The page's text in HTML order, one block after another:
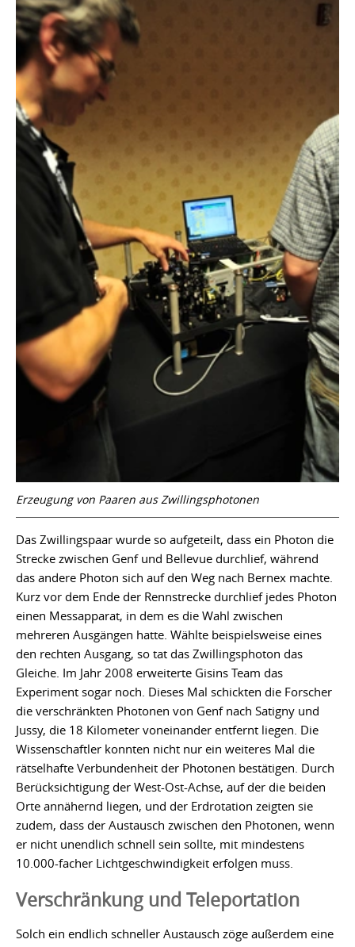
Erzeugung von Paaren aus Zwillingsphotonen
Das Zwillingspaar wurde so aufgeteilt, dass ein Photon die
Strecke zwischen Genf und Bellevue durchlief, während
das andere Photon sich auf den Weg nach Bernex machte.
Kurz vor dem Ende der Rennstrecke durchlief jedes Photon
einen Messapparat, in dem es die Wahl zwischen
mehreren Ausgängen hatte. Wählte beispielsweise eines
den rechten Ausgang, so tat das Zwillingsphoton das
Gleiche. Im Jahr 2008 erweiterte Gisins Team das
Experiment sogar noch. Dieses Mal schickten die Forscher
die verschränkten Photonen von Genf nach Satigny und
Jussy, die 18 Kilometer voneinander entfernt liegen. Die
Wissenschaftler konnten nicht nur ein weiteres Mal die
rätselhafte Verbundenheit der Photonen bestätigen. Durch
Berücksichtigung der West-Ost-Achse, auf der die beiden
Orte annähernd liegen, und der Erdrotation zeigten sie
zudem, dass der Austausch zwischen den Photonen, wenn
er nicht unendlich schnell sein sollte, mit mindestens
10.000-facher Lichtgeschwindigkeit erfolgen muss.
Verschränkung und Teleportation
Solch ein endlich schneller Austausch zöge außerdem eine